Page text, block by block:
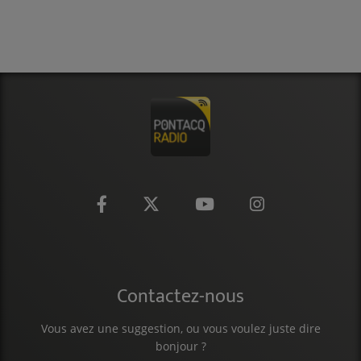
Contactez-nous
Vous avez une suggestion, ou vous voulez juste dire
bonjour ?